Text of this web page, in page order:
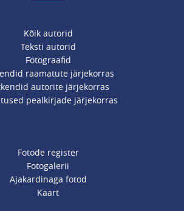
Kõik autorid
Teksti autorid
Fotograafid
raamatute järjekorras
autorite järjekorras
pealkirjade järjekorras
Fotode register
Fotogalerii
Ajakardinaga fotod
Kaart